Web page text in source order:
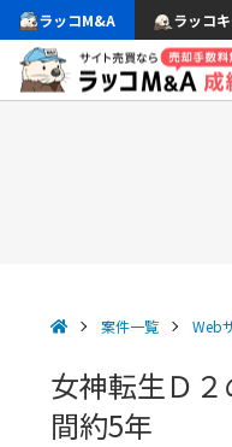
ラッコM&A ラッコ
案件一覧 Web
女神転生Ｄ
間約5年